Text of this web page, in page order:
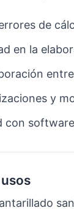
de
en la
y
con